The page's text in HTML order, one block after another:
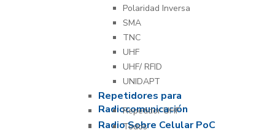
Polaridad Inversa
SMA
TNC
UHF
UHF/ RFID
UNIDAPT
Repetidores para
Radiocomunicación
Repetidor UHF
Radio Sobre Celular PoC
Todos